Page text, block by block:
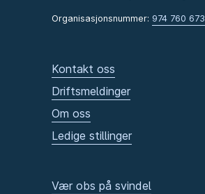
Organisasjonsnummer: 974 760 673
Kontakt oss
Driftsmeldinger
Om oss
Ledige stillinger
Vær obs på svindel